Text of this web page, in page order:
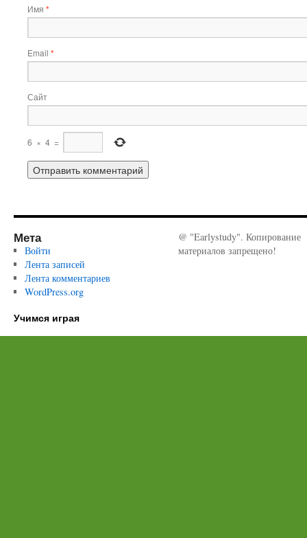
Имя *
Email *
Сайт
6 × 4 =
Мета
Войти
Лента записей
Лента комментариев
WordPress.org
@ "Earlystudy". Копирование
материалов запрещено!
Учимся играя